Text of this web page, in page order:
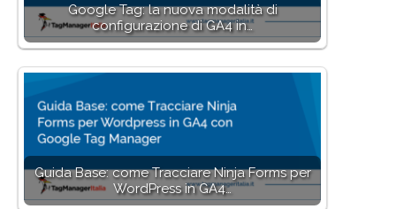
Google Tag: la nuova modalità di
configurazione di GA4 in…
Guida Base: come Tracciare Ninja Forms per
WordPress in GA4…